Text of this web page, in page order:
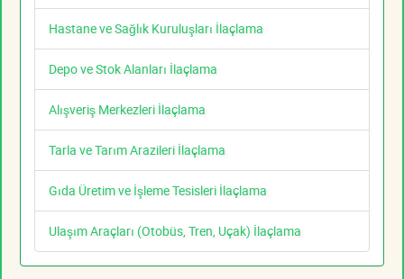
Hastane ve Sağlık Kuruluşları İlaçlama
Depo ve Stok Alanları İlaçlama
Alışveriş Merkezleri İlaçlama
Tarla ve Tarım Arazileri İlaçlama
Gıda Üretim ve İşleme Tesisleri İlaçlama
Ulaşım Araçları (Otobüs, Tren, Uçak) İlaçlama